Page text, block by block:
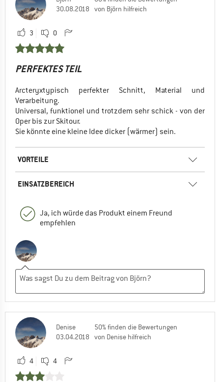
Nein, ich würde das Produkt nicht weiterempfehlen
30.08.2018
von Björn hilfreich
3 0
PERFEKTES TEIL
Arcteryxtypisch perfekter Schnitt, Material und
Verarbeitung.
Universal, funktionel und trotzdem sehr schick - von der
Oper bis zur Skitour.
Sie könnte eine kleine Idee dicker (wärmer) sein.
VORTEILE
EINSATZBEREICH
Ja, ich würde das Produkt einem Freund
empfehlen
Denise
03.04.2018
50% finden die Bewertungen
von Denise hilfreich
4 4